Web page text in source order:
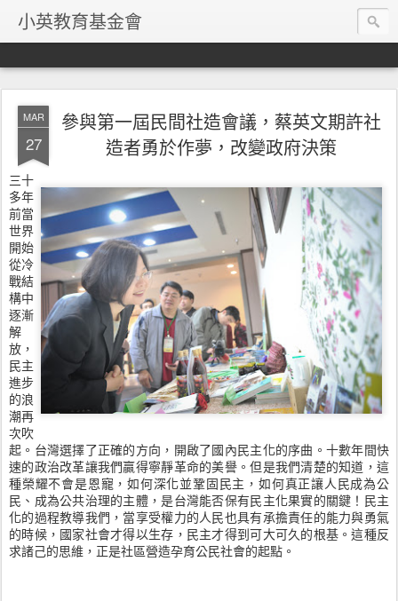
小英教育基金會
MAR
27
參與第一屆民間社造會議，蔡英文期許社
造者勇於作夢，改變政府決策
三十
多年
前當
世界
開始
從冷
戰結
構中
逐漸
解
放，
民主
進步
的浪
潮再
次吹
起。台灣選擇了正確的方向，開啟了國內民主化的序曲。十數年間快
速的政治改革讓我們贏得寧靜革命的美譽。但是我們清楚的知道，這
種榮耀不會是恩寵，如何深化並鞏固民主，如何真正讓人民成為公
民、成為公共治理的主體，是台灣能否保有民主化果實的關鍵！民主
化的過程教導我們，當享受權力的人民也具有承擔責任的能力與勇氣
的時候，國家社會才得以生存，民主才得到可大可久的根基。這種反
求諸己的思維，正是社區營造孕育公民社會的起點。